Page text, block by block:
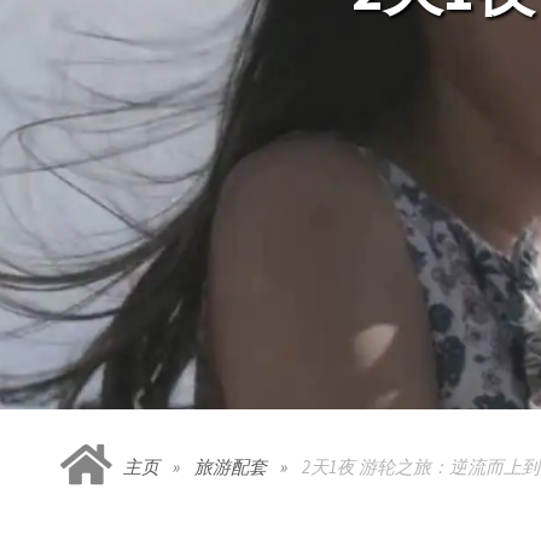
主页 旅游配套 2天1夜 游轮之旅：逆流而上